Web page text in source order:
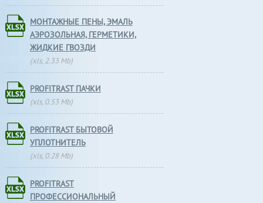
МОНТАЖНЫЕ ПЕНЫ, ЭМАЛЬ
АЭРОЗОЛЬНАЯ, ГЕРМЕТИКИ,
ЖИДКИЕ ГВОЗДИ
(xls, 2.33 Mb)
PROFITRAST ПАЧКИ
(xls, 0.53 Mb)
PROFITRAST БЫТОВОЙ
УПЛОТНИТЕЛЬ
(xls, 0.28 Mb)
PROFITRAST
ПРОФЕССИОНАЛЬНЫЙ